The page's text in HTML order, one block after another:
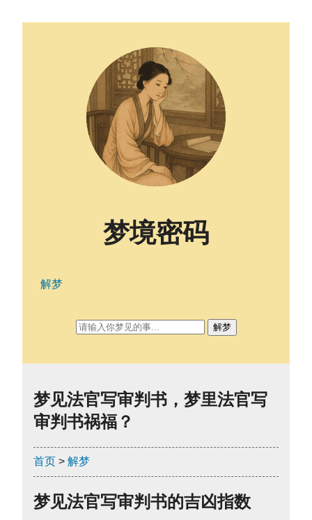
梦见法官写审判书，梦里法官写
审判书祸福？
首页 > 解梦
梦见法官写审判书的吉凶指数
梦境密码
解梦
解梦